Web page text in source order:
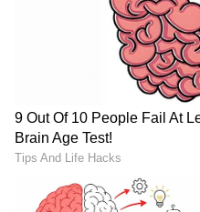
ಮುಂತಾದ ಕಂಪನಿಗಳ
ಸಭೆಯಲ್ಲಿ ಪಾಲ್ಗೊಳ್ಳಲಿದ್ದು
ಆಲಿಸಲಾಗುವುದು.
ಸಮಸ್ಯೆಗಳನ್ನು ಬಗೆಹರಿಸಲು
ಪ್ರಯತ್ನಿಸುತ್ತಿದೆ ಎಂದು